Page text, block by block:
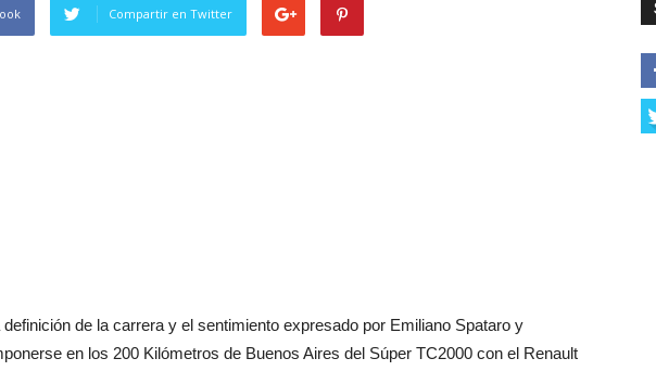
Compartir en Twitter
de la carrera y el sentimiento expresado por Emiliano Spataro y
en los 200 Kilómetros de Buenos Aires del Súper TC2000 con el Renault